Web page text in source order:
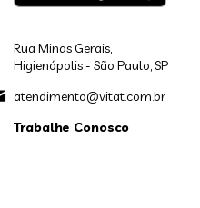
Rua Minas Gerais,
Higienópolis - São Paulo, SP
atendimento@vitat.com.br
Trabalhe Conosco